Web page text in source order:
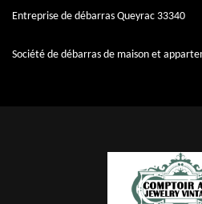
Entreprise de débarras Queyrac 33340
Société de débarras de maison et